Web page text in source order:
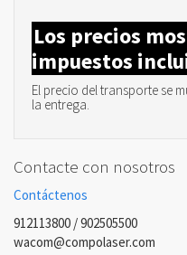
Los precios
impuestos
El precio del transporte se
la entrega.
Contacte con nosotros
Contáctenos
912113800 / 902505500
wacom@compolaser.com